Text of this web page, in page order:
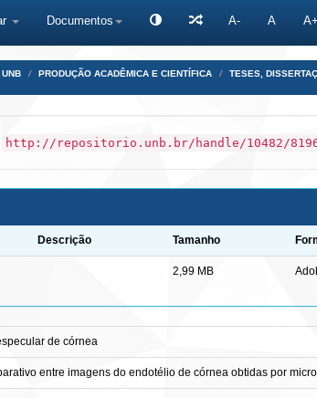
Documentos A- A A+
PRODUÇÃO ACADÊMICA E CIENTÍFICA TESES,
http://repositorio.unb.br/handle/10482/
Descrição Tamanho
2,99 MB
de córnea
entre imagens do endotélio de córnea obtidas por